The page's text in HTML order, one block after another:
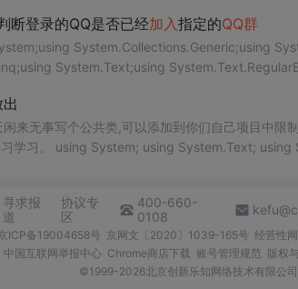
断登录的QQ是否已经加入指定的QQ群
System.Collections.Generic;using
System.Text;using
放出 周天闲来无事写个公共类,可以添加到你们自己项目中限
喷,有哪里不合理的请回帖让大家学习学习。 using System; using System.Text; using
寻求报
道
协议专
区
400-660-
0108
ICP备19004658号 京网文〔2020〕1039-165号 经营性
中国互联网举报中心 Chrome商店下载 账号管理规范 版权
©1999-2026北京创新乐知网络技术有限公司